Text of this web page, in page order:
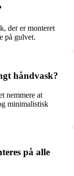
der er monteret
på gulvet.
håndvask?
nemmere at
minimalistisk
på alle